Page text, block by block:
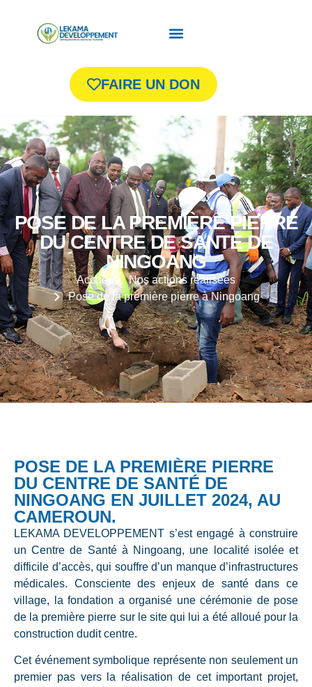
FAIRE UN DON
POSE DE LA PREMIÈRE PIERRE
DU CENTRE DE SANTÉ DE
NINGOANG
Accueil
Nos actions réalisées
Pose de la première pierre à Ningoang
POSE DE LA PREMIÈRE PIERRE
DU CENTRE DE SANTÉ DE
NINGOANG EN JUILLET 2024, AU
CAMEROUN.
LEKAMA DEVELOPPEMENT s’est engagé à construire
un Centre de Santé à Ningoang, une localité isolée et
difficile d’accès, qui souffre d’un manque d’infrastructures
médicales. Consciente des enjeux de santé dans ce
village, la fondation a organisé une cérémonie de pose
de la première pierre sur le site qui lui a été alloué pour la
construction dudit centre.
Cet événement symbolique représente non seulement un
premier pas vers la réalisation de cet important projet,